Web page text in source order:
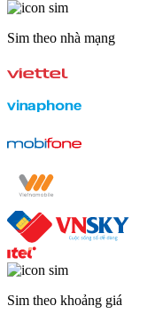
Sim theo nhà mạng
Sim theo khoảng giá